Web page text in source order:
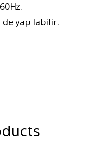
de yapılabilir.